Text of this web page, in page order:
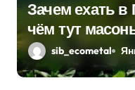
Зачем ехать
чём тут
sib_ecometal